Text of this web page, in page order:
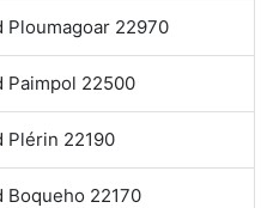
Ploumagoar 22970
Paimpol 22500
Plérin 22190
Boqueho 22170